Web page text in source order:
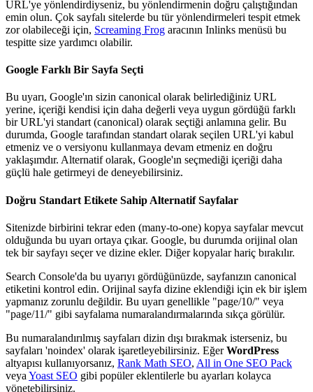
URL'ye yönlendirdiyseniz, bu yönlendirmenin doğru çalıştığından
emin olun. Çok sayfalı sitelerde bu tür yönlendirmeleri tespit etmek
zor olabileceği için, Screaming Frog aracının Inlinks menüsü bu
tespitte size yardımcı olabilir.
Google Farklı Bir Sayfa Seçti
Bu uyarı, Google'ın sizin canonical olarak belirlediğiniz URL
yerine, içeriği kendisi için daha değerli veya uygun gördüğü farklı
bir URL'yi standart (canonical) olarak seçtiği anlamına gelir. Bu
durumda, Google tarafından standart olarak seçilen URL'yi kabul
etmeniz ve o versiyonu kullanmaya devam etmeniz en doğru
yaklaşımdır. Alternatif olarak, Google'ın seçmediği içeriği daha
güçlü hale getirmeyi de deneyebilirsiniz.
Doğru Standart Etikete Sahip Alternatif Sayfalar
Sitenizde birbirini tekrar eden (many-to-one) kopya sayfalar mevcut
olduğunda bu uyarı ortaya çıkar. Google, bu durumda orijinal olan
tek bir sayfayı seçer ve dizine ekler. Diğer kopyalar hariç bırakılır.
Search Console'da bu uyarıyı gördüğünüzde, sayfanızın canonical
etiketini kontrol edin. Orijinal sayfa dizine eklendiği için ek bir işlem
yapmanız zorunlu değildir. Bu uyarı genellikle "page/10/" veya
"page/11/" gibi sayfalama numaralandırmalarında sıkça görülür.
Bu numaralandırılmış sayfaları dizin dışı bırakmak isterseniz, bu
sayfaları 'noindex' olarak işaretleyebilirsiniz. EğerWordPress
altyapısı kullanıyorsanız, Rank Math SEO, All in One SEO Pack
veya Yoast SEO gibi popüler eklentilerle bu ayarları kolayca
yönetebilirsiniz.